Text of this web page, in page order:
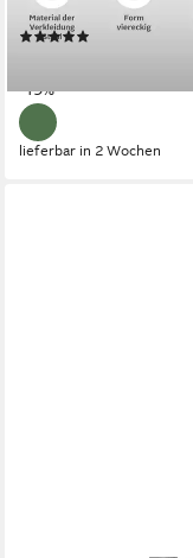
Produktdatenblatt
-19%
lieferbar in 2 Wochen